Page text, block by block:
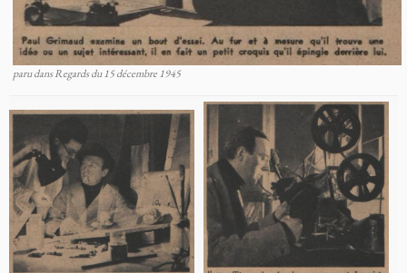
paru dans Regards du 15 décembre 1945